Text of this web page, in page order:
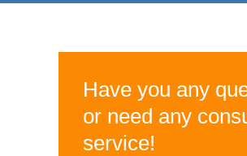
Have you any
or need any
service!